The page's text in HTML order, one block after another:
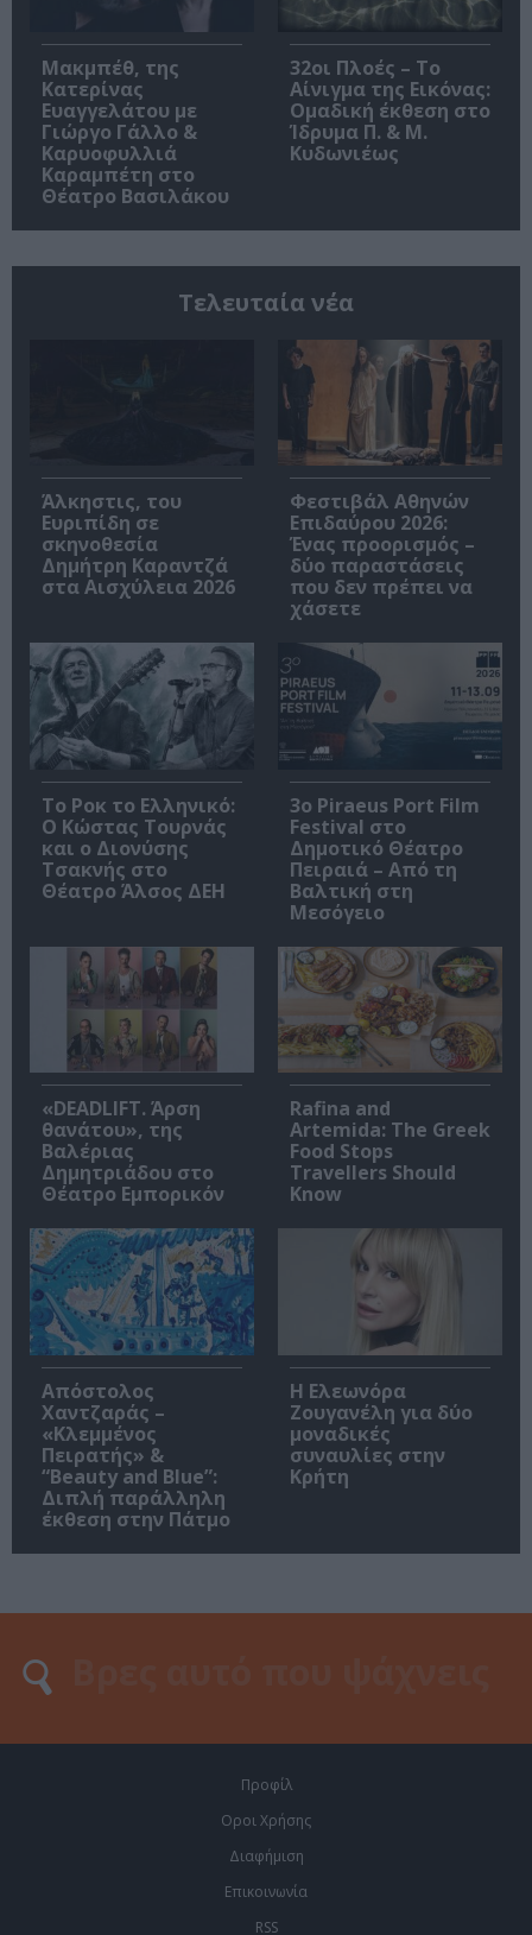
Μακμπέθ, της
Κατερίνας
Ευαγγελάτου με
Γιώργο Γάλλο &
Καρυοφυλλιά
Καραμπέτη στο
Θέατρο Βασιλάκου
32οι Πλοές – Το
Αίνιγμα της Εικόνας:
Ομαδική έκθεση στο
Ίδρυμα Π. & Μ.
Κυδωνιέως
Τελευταία νέα
Άλκηστις, του
Ευριπίδη σε
σκηνοθεσία
Δημήτρη Καραντζά
στα Αισχύλεια 2026
Φεστιβάλ Αθηνών
Επιδαύρου 2026:
Ένας προορισμός –
δύο παραστάσεις
που δεν πρέπει να
χάσετε
Το Ροκ το Ελληνικό:
Ο Κώστας Τουρνάς
και ο Διονύσης
Τσακνής στο
Θέατρο Άλσος ΔΕΗ
3o Piraeus Port Film
Festival στο
Δημοτικό Θέατρο
Πειραιά – Από τη
Βαλτική στη
Μεσόγειο
«DEADLIFT. Άρση
θανάτου», της
Βαλέριας
Δημητριάδου στο
Θέατρο Εμπορικόν
Rafina and
Artemida: The Greek
Food Stops
Travellers Should
Know
Απόστολος
Χαντζαράς –
«Κλεμμένος
Πειρατής» &
“Beauty and Blue”:
Διπλή παράλληλη
έκθεση στην Πάτμο
Η Ελεωνόρα
Ζουγανέλη για δύο
μοναδικές
συναυλίες στην
Κρήτη
Προφίλ
Οροι Χρήσης
Διαφήμιση
Επικοινωνία
RSS